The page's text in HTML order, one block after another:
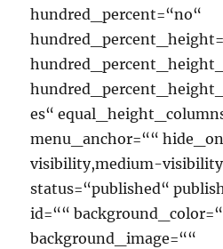
hundred_percent=“no“
es“
menu_anchor=““
visibility,medium-
status=“published“
id=““
background_image=““